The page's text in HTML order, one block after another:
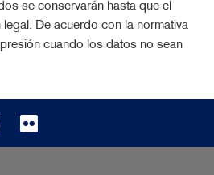
se conservarán hasta que el
De acuerdo con la normativa
cuando los datos no sean